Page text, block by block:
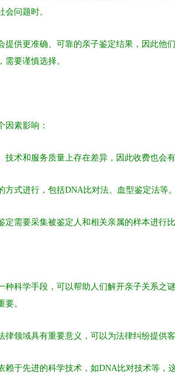
问题时。
提供更准确、可靠的亲子鉴定结果，因此他
要谨慎选择。
因素影响：
术和服务质量上存在差异，因此收费也会有
式进行，包括DNA比对法、血型鉴定法等
需要采集被鉴定人和相关亲属的样本进行
种科学手段，可以帮助人们解开亲子关系之
。
领域具有重要意义，可以为法律纠纷提供
赖于先进的科学技术，如DNA比对技术等，